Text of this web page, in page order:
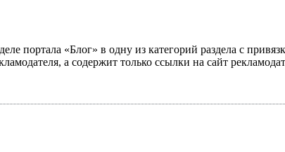
портала «Блог» в одну из категорий раздела с
а содержит только ссылки на сайт